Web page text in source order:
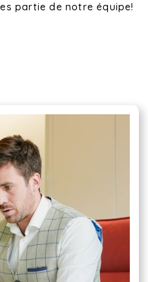
partie de notre équipe!